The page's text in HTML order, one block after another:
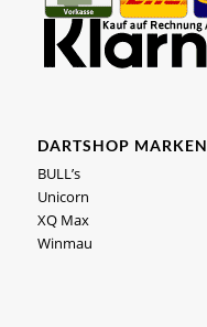
DARTSHOP MARKEN
BULL’s
Unicorn
XQ Max
Winmau